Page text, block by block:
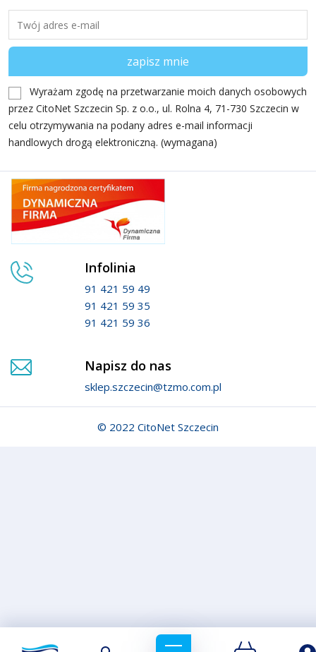
Wyrażam zgodę na przetwarzanie moich danych osobowych
przez CitoNet Szczecin Sp. z o.o., ul. Rolna 4, 71-730 Szczecin w
celu otrzymywania na podany adres e-mail informacji
handlowych drogą elektroniczną. (wymagana)
Infolinia
91 421 59 49
91 421 59 35
91 421 59 36
Napisz do nas
sklep.szczecin@tzmo.com.pl
© 2022 CitoNet Szczecin